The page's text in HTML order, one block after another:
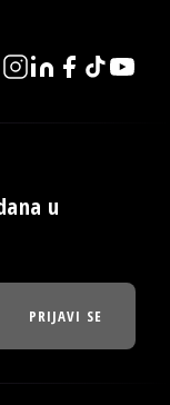
u
PRIJAVI SE